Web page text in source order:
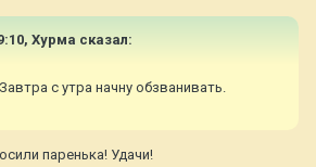
Хурма сказал:
с утра начну обзванивать.
паренька! Удачи!